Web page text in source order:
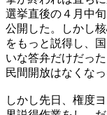
選挙直後の４月中
公開した。しかし
をもっと説得し、
いな答弁だけだっ
民間開放はなくな
しかし先日、権度